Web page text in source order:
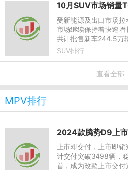
受新能源及出口市场
市场继续保持着快速
共计批售新车244.5万
了10月当月销量的历史
SUV排行
查看全部
MPV排行
上市即交付，上市即
计交付突破3498辆，
首，成为改款上市交付